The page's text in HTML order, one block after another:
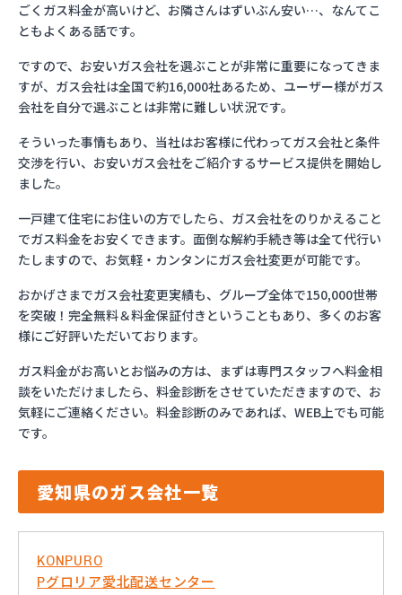
ごくガス料金が高いけど、お隣さんはずいぶん安い…、なんてこ
ともよくある話です。
ですので、お安いガス会社を選ぶことが非常に重要になってきま
すが、ガス会社は全国で約16,000社あるため、ユーザー様がガス
会社を自分で選ぶことは非常に難しい状況です。
そういった事情もあり、当社はお客様に代わってガス会社と条件
交渉を行い、お安いガス会社をご紹介するサービス提供を開始し
ました。
一戸建て住宅にお住いの方でしたら、ガス会社をのりかえること
でガス料金をお安くできます。面倒な解約手続き等は全て代行い
たしますので、お気軽・カンタンにガス会社変更が可能です。
おかげさまでガス会社変更実績も、グループ全体で150,000世帯
を突破！完全無料＆料金保証付きということもあり、多くのお客
様にご好評いただいております。
ガス料金がお高いとお悩みの方は、まずは専門スタッフへ料金相
談をいただけましたら、料金診断をさせていただきますので、お
気軽にご連絡ください。料金診断のみであれば、WEB上でも可能
です。
愛知県のガス会社一覧
KONPURO
Pグロリア愛北配送センター